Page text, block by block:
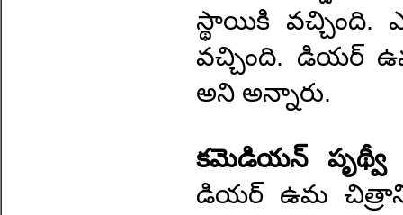
స్థాయికి వచ్చింది.
వచ్చింది. డియర్
అని అన్నారు.
కమెడియన్
డియర్ ఉమ